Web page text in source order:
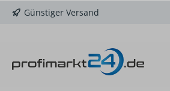
Hauptinhalt springen
Zur Suche springen
Zur Hauptnavigation springen
Günstiger Versand